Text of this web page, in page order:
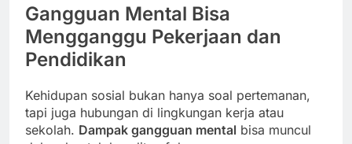
Gangguan Mental Bisa
Mengganggu Pekerjaan dan
Pendidikan
Kehidupan sosial bukan hanya soal pertemanan,
tapi juga hubungan di lingkungan kerja atau
sekolah. Dampak gangguan mental bisa muncul